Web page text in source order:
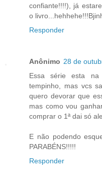
confiante!!!!), já
o
Responder
Anônimo 28 de
Essa série esta
tempinho, mas vcs
quero devorar que
mas como vou
comprar o 1ª dai só
E não podendo
PARABÉNS!!!!!
Responder